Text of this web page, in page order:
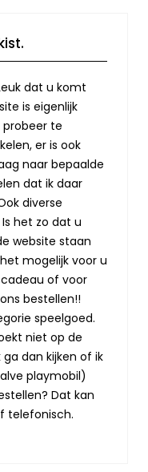
dat u komt
is eigenlijk
te
er is ook
naar bepaalde
dat ik daar
diverse
het zo dat u
website staan
mogelijk voor u
of voor
bestellen!!
speelgoed.
niet op de
dan kijken of ik
playmobil)
Dat kan
telefonisch.